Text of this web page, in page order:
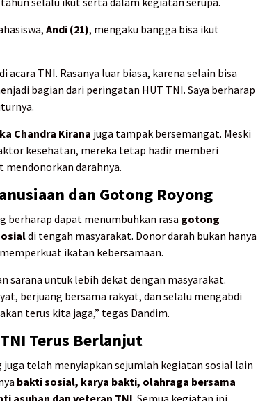
Andi (21), mengaku bangga bisa ikut
TNI. Rasanya luar biasa, karena selain bisa
bagian dari peringatan HUT TNI. Saya berharap
Chandra Kirana juga tampak bersemangat. Meski
kesehatan, mereka tetap hadir memberi
mendonorkan darahnya.
dan Gotong Royong
berharap dapat menumbuhkan rasa gotong
di tengah masyarakat. Donor darah bukan hanya
ikatan kebersamaan.
sarana untuk lebih dekat dengan masyarakat.
berjuang bersama rakyat, dan selalu mengabdi
terus kita jaga,” tegas Dandim.
Terus Berlanjut
juga telah menyiapkan sejumlah kegiatan sosial lain
bakti sosial, karya bakti, olahraga bersama